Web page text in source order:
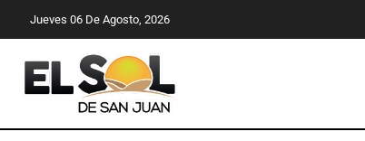
Jueves 06 De Agosto, 2026